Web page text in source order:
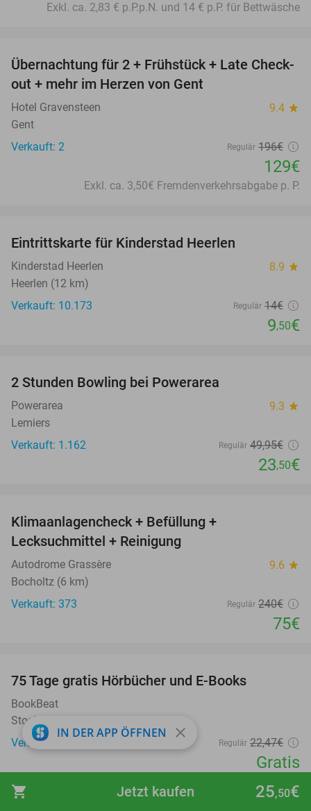
shopping_cart 25,50€
Jetzt kaufen
Exkl. ca. 2,83 € p.P.p.N. und 14 € p.P. für Bettwäsche
34%
Übernachtung für 2 + Frühstück + Late Check-
out + mehr im Herzen von Gent
Hotel Gravensteen 9.4 star
Gent
Verkauft: 2
Regulär 196€
129€
Exkl. ca. 3,50€ Fremdenverkehrsabgabe p. P.
Eintrittskarte für Kinderstad Heerlen
Kinderstad Heerlen 8.9 star
Heerlen (12 km)
Verkauft: 10.173
Regulär 14€
9,50€
2 Stunden Bowling bei Powerarea
Powerarea 9.3 star
Lemiers
Verkauft: 1.162
Regulär 49,95€
23,50€
Klimaanlagencheck + Befüllung +
Lecksuchmittel + Reinigung
Autodrome Grassère 9.6 star
Bocholtz (6 km)
Verkauft: 373
Regulär 240€
75€
75 Tage gratis Hörbücher und E-Books
BookBeat
Stockholm
Verkauft: 39.261
Regulär 22,47€
Gratis
favorite_border
IN DER APP ÖFFNEN close